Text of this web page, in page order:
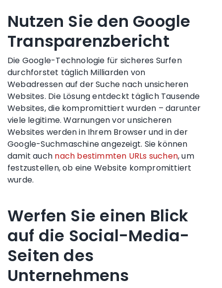
Nutzen Sie den Google
Transparenzbericht
Die Google-Technologie für sicheres Surfen
durchforstet täglich Milliarden von
Webadressen auf der Suche nach unsicheren
Websites. Die Lösung entdeckt täglich Tausende
Websites, die kompromittiert wurden – darunter
viele legitime. Warnungen vor unsicheren
Websites werden in Ihrem Browser und in der
Google-Suchmaschine angezeigt. Sie können
damit auch nach bestimmten URLs suchen, um
festzustellen, ob eine Website kompromittiert
wurde.
Werfen Sie einen Blick
auf die Social-Media-
Seiten des
Unternehmens